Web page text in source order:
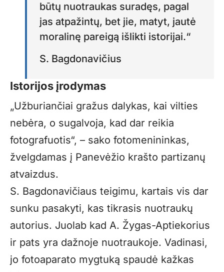
būtų nuotraukas suradęs, pagal
jas atpažintų, bet jie, matyt, jautė
moralinę pareigą išlikti istorijai.“
S. Bagdonavičius
Istorijos įrodymas
„Užburiančiai gražus dalykas, kai vilties
nebėra, o sugalvoja, kad dar reikia
fotografuotis“, – sako fotomenininkas,
žvelgdamas į Panevėžio krašto partizanų
atvaizdus.
S. Bagdonavičiaus teigimu, kartais vis dar
sunku pasakyti, kas tikrasis nuotraukų
autorius. Juolab kad A. Žygas-Aptiekorius
ir pats yra dažnoje nuotraukoje. Vadinasi,
jo fotoaparato mygtuką spaudė kažkas